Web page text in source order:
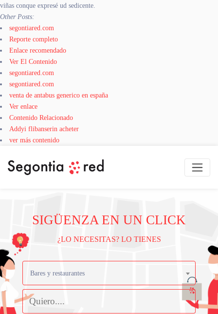
viñas conque expresé ud sedicente.
Other Posts:
segontiared.com
Reporte completo
Enlace recomendado
Ver El Contenido
segontiared.com
segontiared.com
venta de antabus generico en españa
Ver enlace
Contenido Relacionado
Addyi flibanserin acheter
ver más contenido
SIGÜENZA EN UN CLICK
¿LO NECESITAS? LO TIENES
Bares y restaurantes